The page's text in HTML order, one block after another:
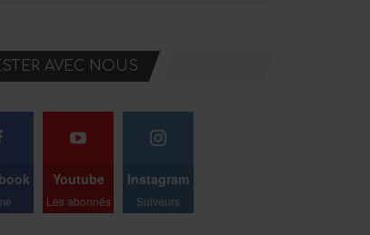
AVEC NOUS
Youtube
Les abonnés
Instagram
Suiveurs